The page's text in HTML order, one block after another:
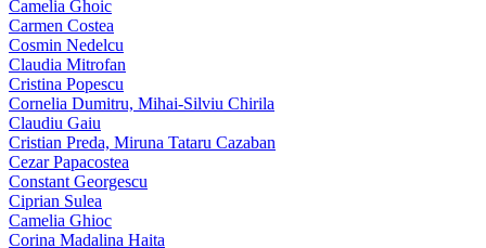
Camelia Ghoic
Carmen Costea
Cosmin Nedelcu
Claudia Mitrofan
Cristina Popescu
Cornelia Dumitru, Mihai‑Silviu Chirila
Claudiu Gaiu
Cristian Preda, Miruna Tataru Cazaban
Cezar Papacostea
Constant Georgescu
Ciprian Sulea
Camelia Ghioc
Corina Madalina Haita